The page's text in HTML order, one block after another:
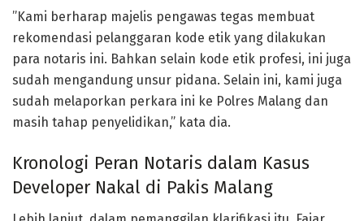
”Kami berharap majelis pengawas tegas membuat
rekomendasi pelanggaran kode etik yang dilakukan
para notaris ini. Bahkan selain kode etik profesi, ini juga
sudah mengandung unsur pidana. Selain ini, kami juga
sudah melaporkan perkara ini ke Polres Malang dan
masih tahap penyelidikan,” kata dia.
Kronologi Peran Notaris dalam Kasus
Developer Nakal di Pakis Malang